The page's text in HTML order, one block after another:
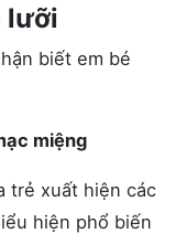
lưỡi
biết em bé
miệng
trẻ xuất hiện các
hiện phổ biến